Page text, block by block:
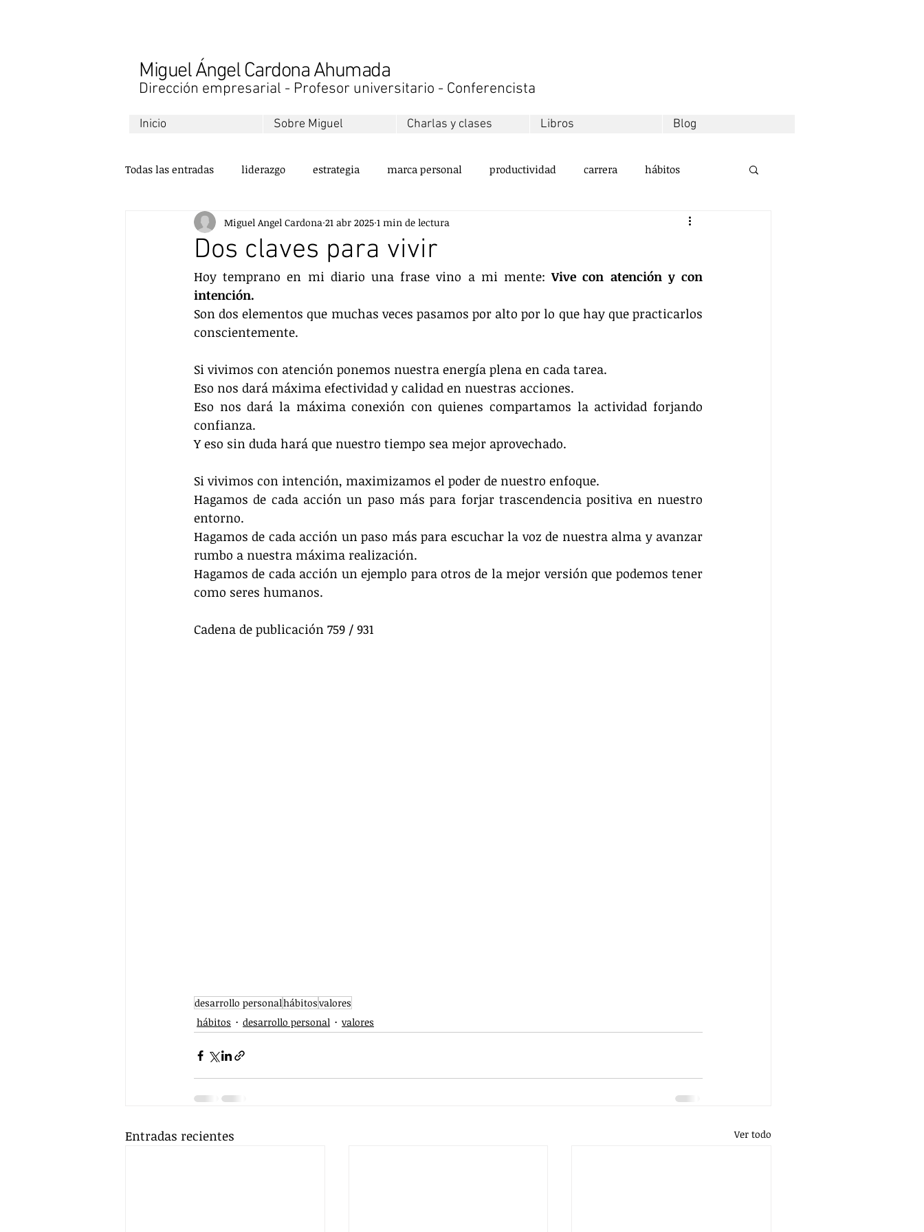
Miguel Ángel Cardona Ahumada
Dirección empresarial - Profesor universitario - Conferencista
Inicio Sobre Miguel Charlas y clases Libros Blog
Todas las entradas liderazgo estrategia marca personal productividad carrera hábitos
finanzas desarrollo personal equipos decisiones
comunicación servicio al cliente valores emprendimiento mentalidad
Dos claves para vivir
Miguel Angel Cardona 21 abr 2025 1 min de lectura
Hoy temprano en mi diario una frase vino a mi mente: Vive con atención y con
intención.
Son dos elementos que muchas veces pasamos por alto por lo que hay que practicarlos
conscientemente.
Si vivimos con atención ponemos nuestra energía plena en cada tarea.
Eso nos dará máxima efectividad y calidad en nuestras acciones.
Eso nos dará la máxima conexión con quienes compartamos la actividad forjando
confianza.
Y eso sin duda hará que nuestro tiempo sea mejor aprovechado.
Si vivimos con intención, maximizamos el poder de nuestro enfoque.
Hagamos de cada acción un paso más para forjar trascendencia positiva en nuestro
entorno.
Hagamos de cada acción un paso más para escuchar la voz de nuestra alma y avanzar
rumbo a nuestra máxima realización.
Hagamos de cada acción un ejemplo para otros de la mejor versión que podemos tener
como seres humanos.
Cadena de publicación 759 / 931
desarrollo personalhábitosvalores
hábitos
desarrollo personal valores
Entradas recientes Ver todo